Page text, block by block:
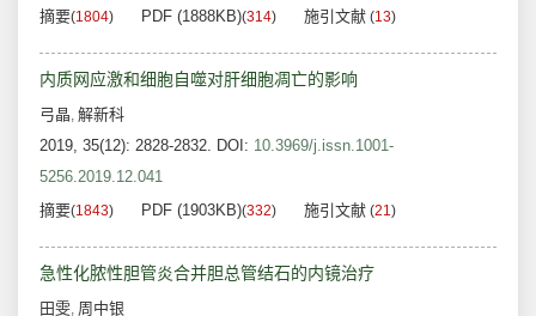
摘要(1804) PDF (1888KB)(314) 施引文献 (13)
内质网应激和细胞自噬对肝细胞凋亡的影响
弓晶, 解新科
2019, 35(12): 2828-2832. DOI: 10.3969/j.issn.1001-
5256.2019.12.041
摘要(1843) PDF (1903KB)(332) 施引文献 (21)
急性化脓性胆管炎合并胆总管结石的内镜治疗
田雯, 周中银